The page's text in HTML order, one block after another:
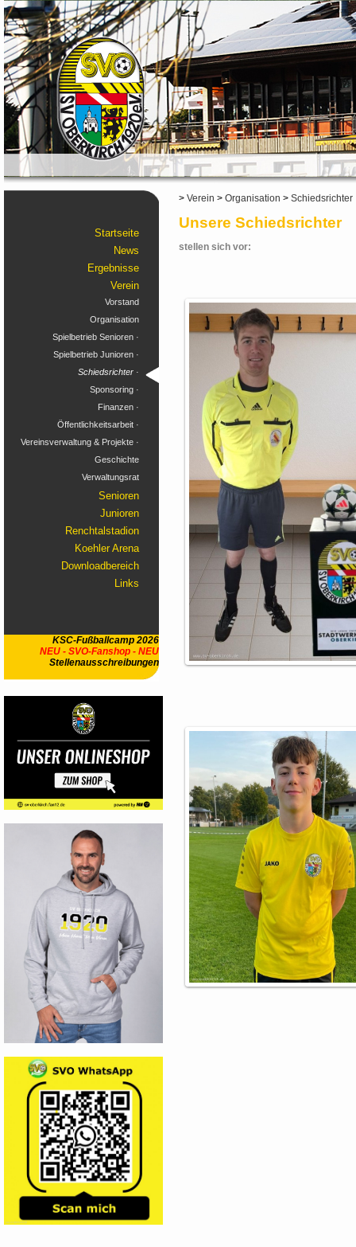
Startseite
News
Ergebnisse
Verein
Vorstand
Organisation
Spielbetrieb Senioren ·
Spielbetrieb Junioren ·
Schiedsrichter ·
Sponsoring ·
Finanzen ·
Öffentlichkeitsarbeit ·
Vereinsverwaltung & Projekte ·
Geschichte
Verwaltungsrat
Senioren
Junioren
Renchtalstadion
Koehler Arena
Downloadbereich
Links
KSC-Fußballcamp 2026
NEU - SVO-Fanshop - NEU
Stellenausschreibungen
> Verein > Organisation > Schiedsrichter
Unsere Schiedsrichter
stellen sich vor: